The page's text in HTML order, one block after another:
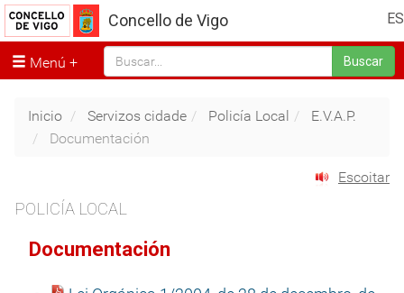
ES
Concello de Vigo
Menú Buscar
Inicio Servizos cidade Policía Local
E.V.A.P.
Documentación
Escoitar
POLICÍA LOCAL
Documentación